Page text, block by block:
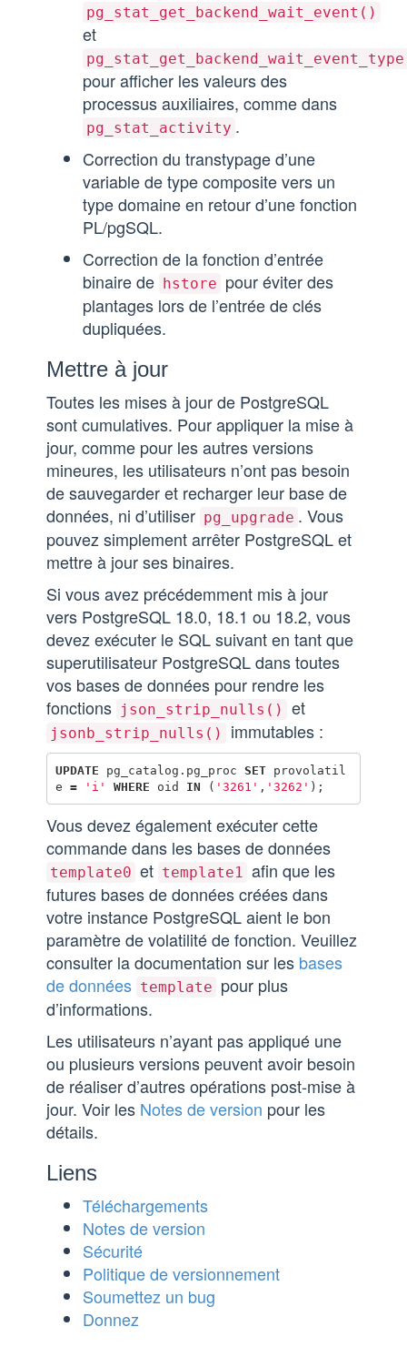
pg_stat_get_backend_wait_event()
et
pour afficher les valeurs des
processus auxiliaires, comme dans
pg_stat_activity .
Correction du transtypage d’une
variable de type composite vers un
type domaine en retour d’une fonction
PL/pgSQL.
Correction de la fonction d’entrée
binaire de hstore pour éviter des
plantages lors de l’entrée de clés
dupliquées.
Mettre à jour
Toutes les mises à jour de PostgreSQL
sont cumulatives. Pour appliquer la mise à
jour, comme pour les autres versions
mineures, les utilisateurs n’ont pas besoin
de sauvegarder et recharger leur base de
données, ni d’utiliser pg_upgrade . Vous
pouvez simplement arrêter PostgreSQL et
mettre à jour ses binaires.
Si vous avez précédemment mis à jour
vers PostgreSQL 18.0, 18.1 ou 18.2, vous
devez exécuter le SQL suivant en tant que
superutilisateur PostgreSQL dans toutes
vos bases de données pour rendre les
fonctions json_strip_nulls() et
jsonb_strip_nulls() immutables :
UPDATE pg_catalog . pg_proc SET provolatil
e
= 'i' WHERE oid IN ( '3261' , '3262' );
Vous devez également exécuter cette
commande dans les bases de données
template0 et template1 afin que les
futures bases de données créées dans
votre instance PostgreSQL aient le bon
paramètre de volatilité de fonction. Veuillez
consulter la documentation sur les bases
de données template pour plus
d’informations.
Les utilisateurs n’ayant pas appliqué une
ou plusieurs versions peuvent avoir besoin
de réaliser d’autres opérations post-mise à
jour. Voir les Notes de version pour les
détails.
Liens
Téléchargements
Notes de version
Sécurité
Politique de versionnement
Soumettez un bug
Donnez